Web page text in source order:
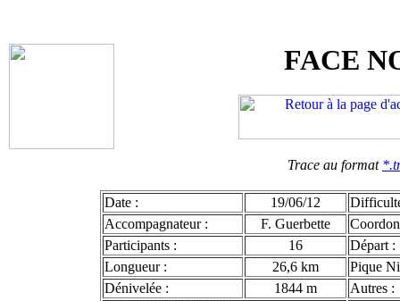
FACE
Trace au format
Date : 19/06/12
Accompagnateur :
F. Guerbette
Participants :
16
Départ :
Longueur :
26,6 km
Pique
Dénivelée :
1844 m
Autres :